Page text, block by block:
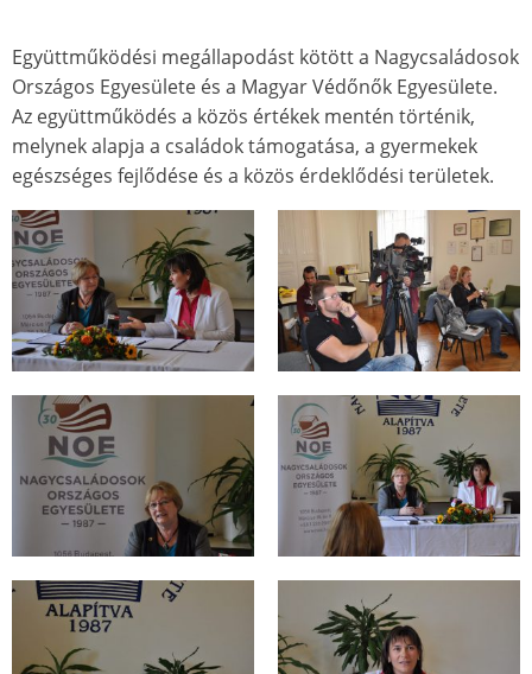
Együttműködési megállapodást kötött a Nagycsaládosok
Országos Egyesülete és a Magyar Védőnők Egyesülete.
Az együttműködés a közös értékek mentén történik,
melynek alapja a családok támogatása, a gyermekek
egészséges fejlődése és a közös érdeklődési területek.